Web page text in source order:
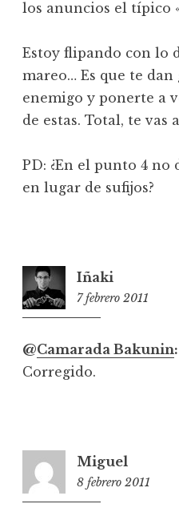
los anuncios el típico
Estoy flipando con lo
mareo… Es que te dan
enemigo y ponerte a
de estas. Total, te vas
PD: ¿En el punto 4 no
en lugar de sufijos?
Iñaki
7 febrero 2011
@Camarada Bakunin:
Corregido.
Miguel
8 febrero 2011